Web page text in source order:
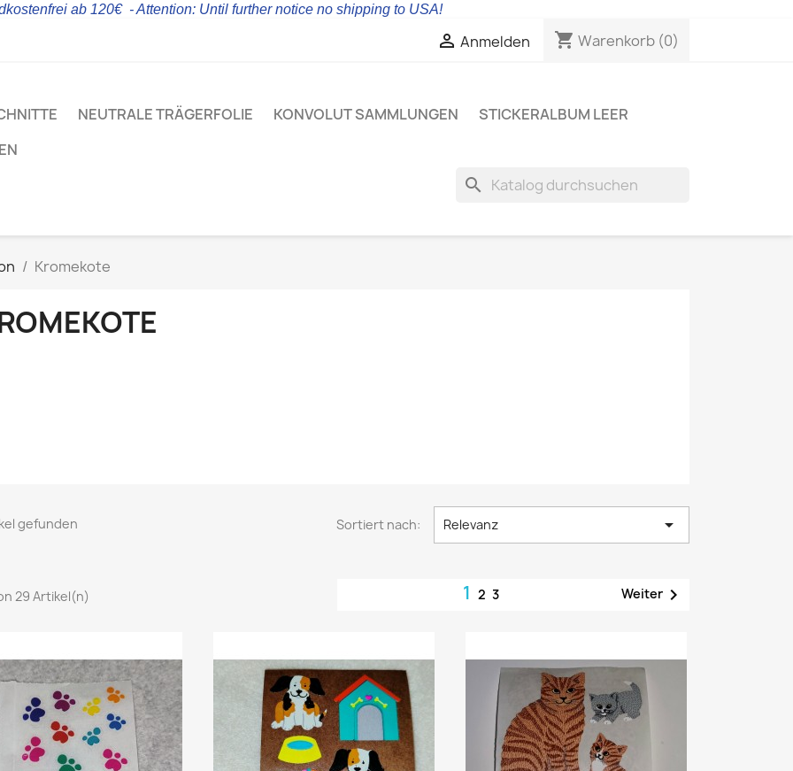
ab 120€ - Attention: Until further notice no shipping to USA!
 Anmelden shopping_cart Warenkorb (0)
NEUTRALE TRÄGERFOLIE KONVOLUT SAMMLUNGEN
STICKERALBUM LEER
search
Kromekote
gefunden Sortiert nach: Relevanz 
29 Artikel(n) 123 Weiter